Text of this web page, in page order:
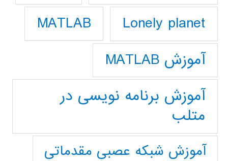
Lonely planet
MATLAB
آموزش MATLAB
آموزش برنامه نویسی در
متلب
آموزش شبکه عصبی مقدماتی